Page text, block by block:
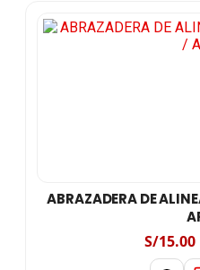
ABRAZADERA DE
S/15.00